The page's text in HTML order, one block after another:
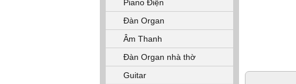
Piano Điện
Đàn Organ
Âm Thanh
Đàn Organ nhà thờ
Guitar